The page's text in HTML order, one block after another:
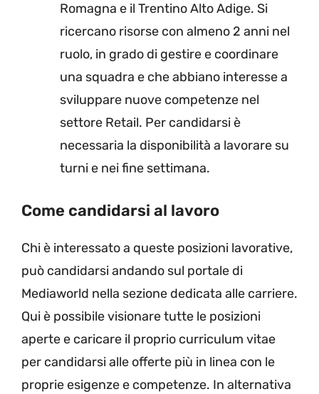
Romagna e il Trentino Alto Adige. Si
ricercano risorse con almeno 2 anni nel
ruolo, in grado di gestire e coordinare
una squadra e che abbiano interesse a
sviluppare nuove competenze nel
settore Retail. Per candidarsi è
necessaria la disponibilità a lavorare su
turni e nei fine settimana.
Come candidarsi al lavoro
Chi è interessato a queste posizioni lavorative,
può candidarsi andando sul portale di
Mediaworld nella sezione dedicata alle carriere.
Qui è possibile visionare tutte le posizioni
aperte e caricare il proprio curriculum vitae
per candidarsi alle offerte più in linea con le
proprie esigenze e competenze. In alternativa